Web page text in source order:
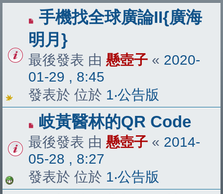
手機找全球廣論II{廣海
明月}
最後發表 由 懸壺子 « 2020-
01-29 , 8:45
發表於 位於 1‧公告版
岐黃醫林的QR Code
最後發表 由 懸壺子 « 2014-
05-28 , 8:27
發表於 位於 1‧公告版